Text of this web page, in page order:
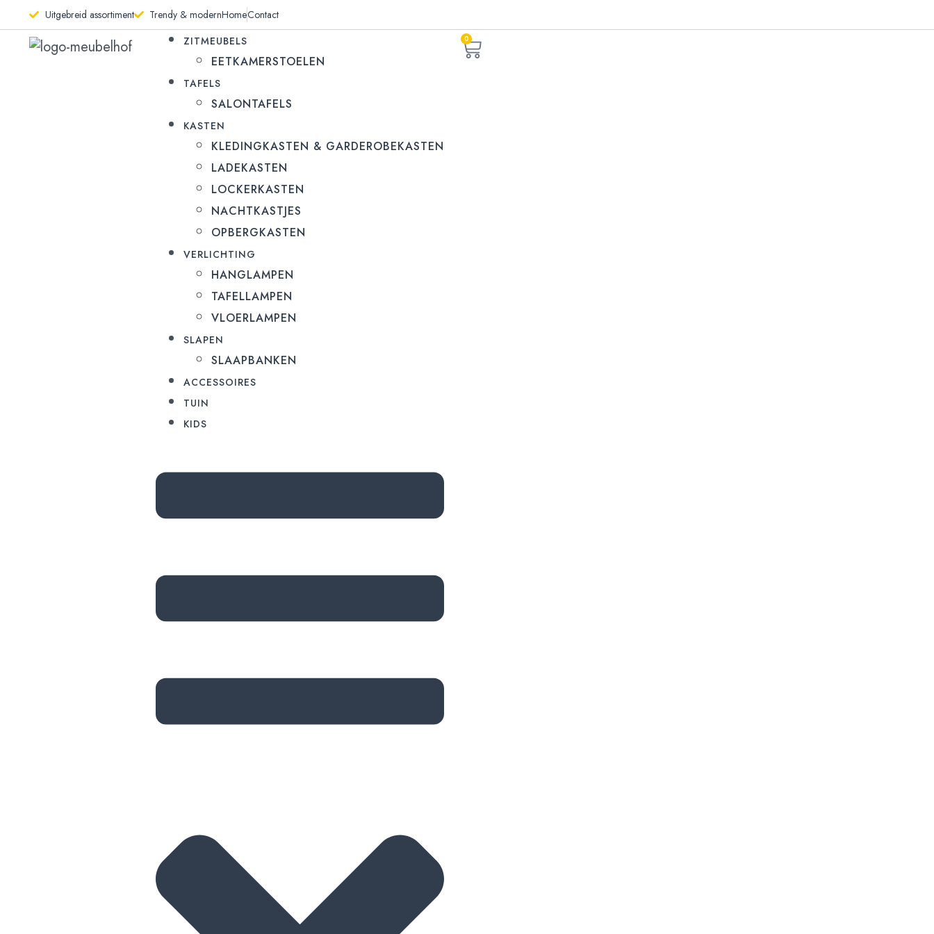
Uitgebreid assortiment Trendy & modernHomeContact
ZITMEUBELS
EETKAMERSTOELEN
TAFELS
SALONTAFELS
KASTEN
KLEDINGKASTEN & GARDEROBEKASTEN
LADEKASTEN
LOCKERKASTEN
NACHTKASTJES
OPBERGKASTEN
VERLICHTING
HANGLAMPEN
TAFELLAMPEN
VLOERLAMPEN
SLAPEN
SLAAPBANKEN
ACCESSOIRES
TUIN
KIDS
0